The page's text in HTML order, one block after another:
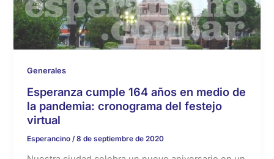
Generales
Esperanza cumple 164 años en medio de
la pandemia: cronograma del festejo
virtual
Esperancino /8 de septiembre de 2020